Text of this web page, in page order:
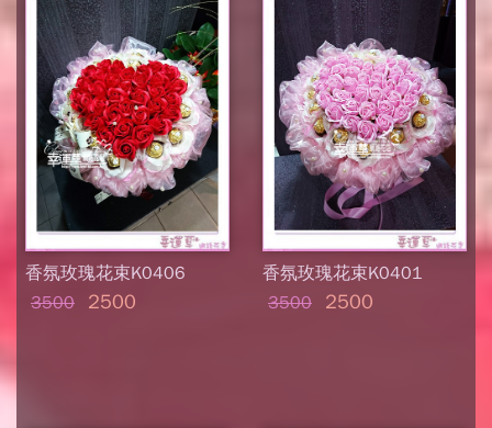
香氛玫瑰花束K0406
3500
2500
香氛玫瑰花束K0401
3500
2500